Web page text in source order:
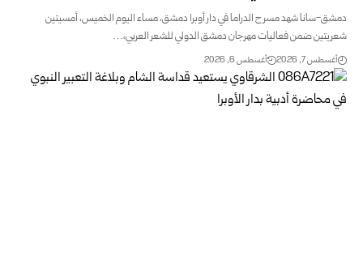
دمشق-سانا شهد مسرح الدراما في دار أوبرا دمشق، مساء اليوم الخميس، أمسيتين
شعريتين ضمن فعاليات مهرجان دمشق الدولي للشعر العربي،…
أغسطس 7, 2026 أغسطس 6, 2026